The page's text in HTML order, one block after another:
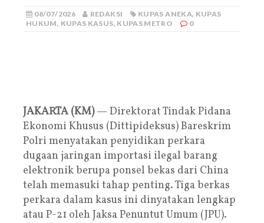
08/07/2026 REDAKSI KUPAS ANEKA, KUPAS
HUKUM, KUPAS KASUS, KUPAS METRO 0
JAKARTA (KM)— Direktorat Tindak Pidana
Ekonomi Khusus (Dittipideksus) Bareskrim
Polri menyatakan penyidikan perkara
dugaan jaringan importasi ilegal barang
elektronik berupa ponsel bekas dari China
telah memasuki tahap penting. Tiga berkas
perkara dalam kasus ini dinyatakan lengkap
atau P-21 oleh Jaksa Penuntut Umum (JPU).